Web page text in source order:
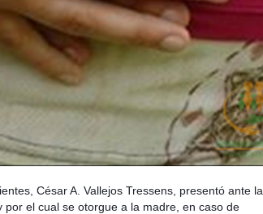
César A. Vallejos Tressens, presentó ante la
el cual se otorgue a la madre, en caso de